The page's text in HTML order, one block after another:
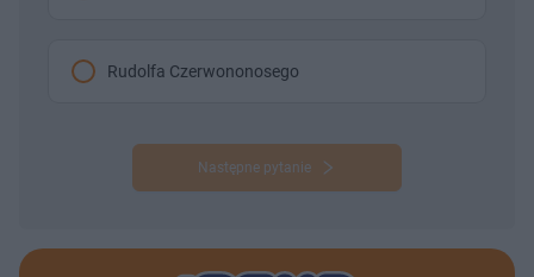
Rudolfa Czerwononosego
Następne pytanie